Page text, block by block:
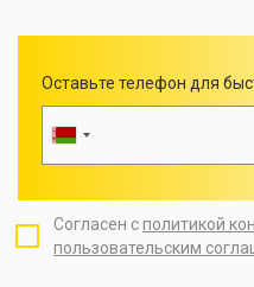
Оставьте телефон для
Согласен сполитикой
пользовательским